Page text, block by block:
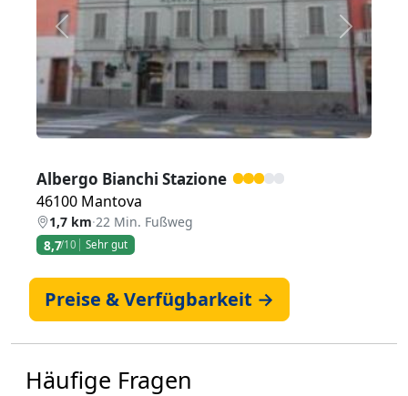
Zurück Weiter
Albergo Bianchi Stazione
46100 Mantova
1,7 km·22 Min. Fußweg
8,7/10 Sehr gut
Preise & Verfügbarkeit →
Häufige Fragen